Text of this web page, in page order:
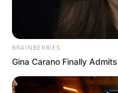
Guatemala Dental
BRAINBERRIES
Gina Carano Finally